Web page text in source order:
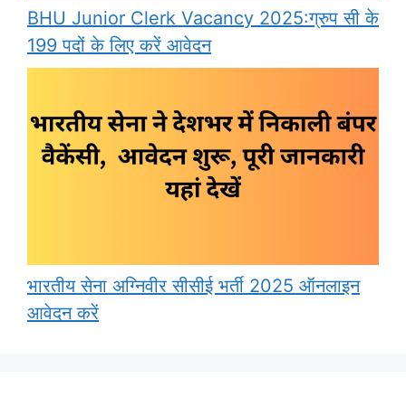
BHU Junior Clerk Vacancy 2025:ग्रुप सी के
199 पदों के लिए करें आवेदन
भारतीय सेना अग्निवीर सीसीई भर्ती 2025 ऑनलाइन
आवेदन करें